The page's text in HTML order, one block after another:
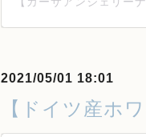
2021/05/01 18:01
【ドイツ産ホ